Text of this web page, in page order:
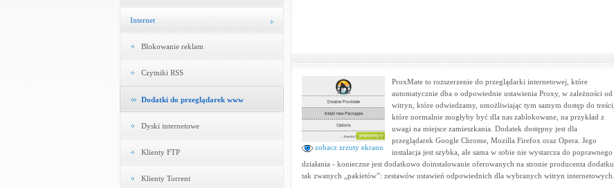
Internet
Blokowanie reklam
Czytniki RSS
Dodatki do przeglądarek www
Dyski internetowe
Klienty FTP
Klienty Torrent
zobacz zrzuty ekranu
ProxMate to rozszerzenie do przeglądarki internetowej, które
automatycznie dba o odpowiednie ustawienia Proxy, w zależności od
witryn, które odwiedzamy, umożliwiając tym samym dostęp do treści,
które normalnie mogłyby być dla nas zablokowane, na przykład z
uwagi na miejsce zamieszkania. Dodatek dostępny jest dla
przeglądarek Google Chrome, Mozilla Firefox oraz Opera. Jego
instalacja jest szybka, ale sama w sobie nie wystarcza do poprawnego
działania - konieczne jest dodatkowo doinstalowanie oferowanych na stronie producenta dodatku
tak zwanych „pakietów”: zestawów ustawień odpowiednich dla wybranych witryn internetowych.